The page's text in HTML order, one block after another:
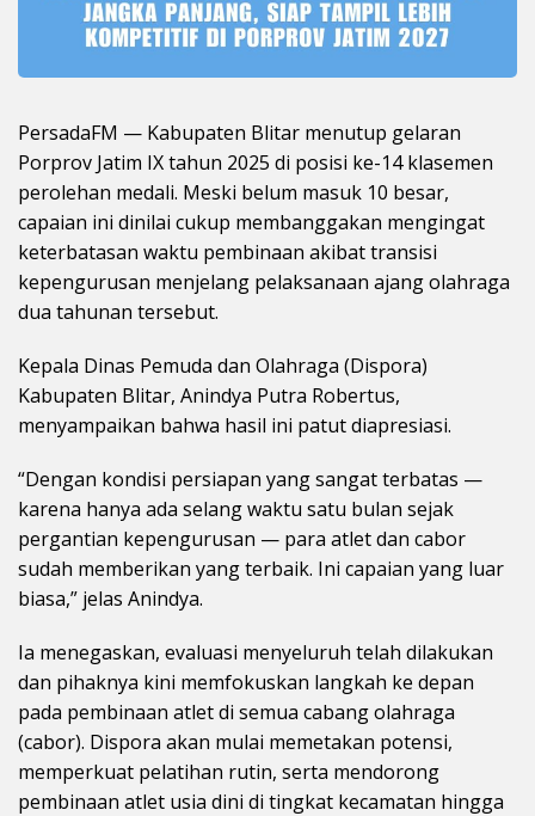
PersadaFM — Kabupaten Blitar menutup gelaran
Porprov Jatim IX tahun 2025 di posisi ke-14 klasemen
perolehan medali. Meski belum masuk 10 besar,
capaian ini dinilai cukup membanggakan mengingat
keterbatasan waktu pembinaan akibat transisi
kepengurusan menjelang pelaksanaan ajang olahraga
dua tahunan tersebut.
Kepala Dinas Pemuda dan Olahraga (Dispora)
Kabupaten Blitar, Anindya Putra Robertus,
menyampaikan bahwa hasil ini patut diapresiasi.
“Dengan kondisi persiapan yang sangat terbatas —
karena hanya ada selang waktu satu bulan sejak
pergantian kepengurusan — para atlet dan cabor
sudah memberikan yang terbaik. Ini capaian yang luar
biasa,” jelas Anindya.
Ia menegaskan, evaluasi menyeluruh telah dilakukan
dan pihaknya kini memfokuskan langkah ke depan
pada pembinaan atlet di semua cabang olahraga
(cabor). Dispora akan mulai memetakan potensi,
memperkuat pelatihan rutin, serta mendorong
pembinaan atlet usia dini di tingkat kecamatan hingga